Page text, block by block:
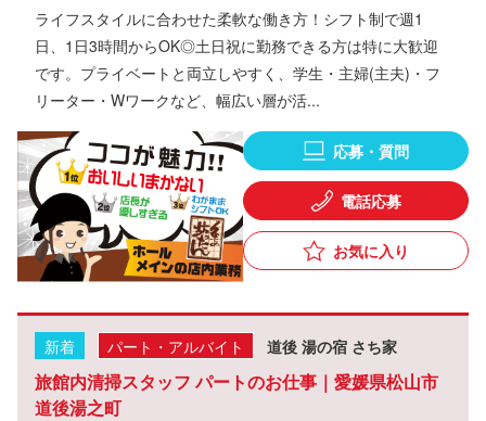
ライフスタイルに合わせた柔軟な働き方！シフト制で週1
日、1日3時間からOK◎土日祝に勤務できる方は特に大歓迎
です。プライベートと両立しやすく、学生・主婦(主夫)・フ
リーター・Wワークなど、幅広い層が活...
応募・質問
電話応募
お気に入り
新着 パート・アルバイト 道後 湯の宿 さち家
旅館内清掃スタッフ パートのお仕事｜愛媛県松山市
道後湯之町